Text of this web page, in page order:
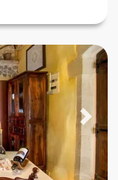
Next